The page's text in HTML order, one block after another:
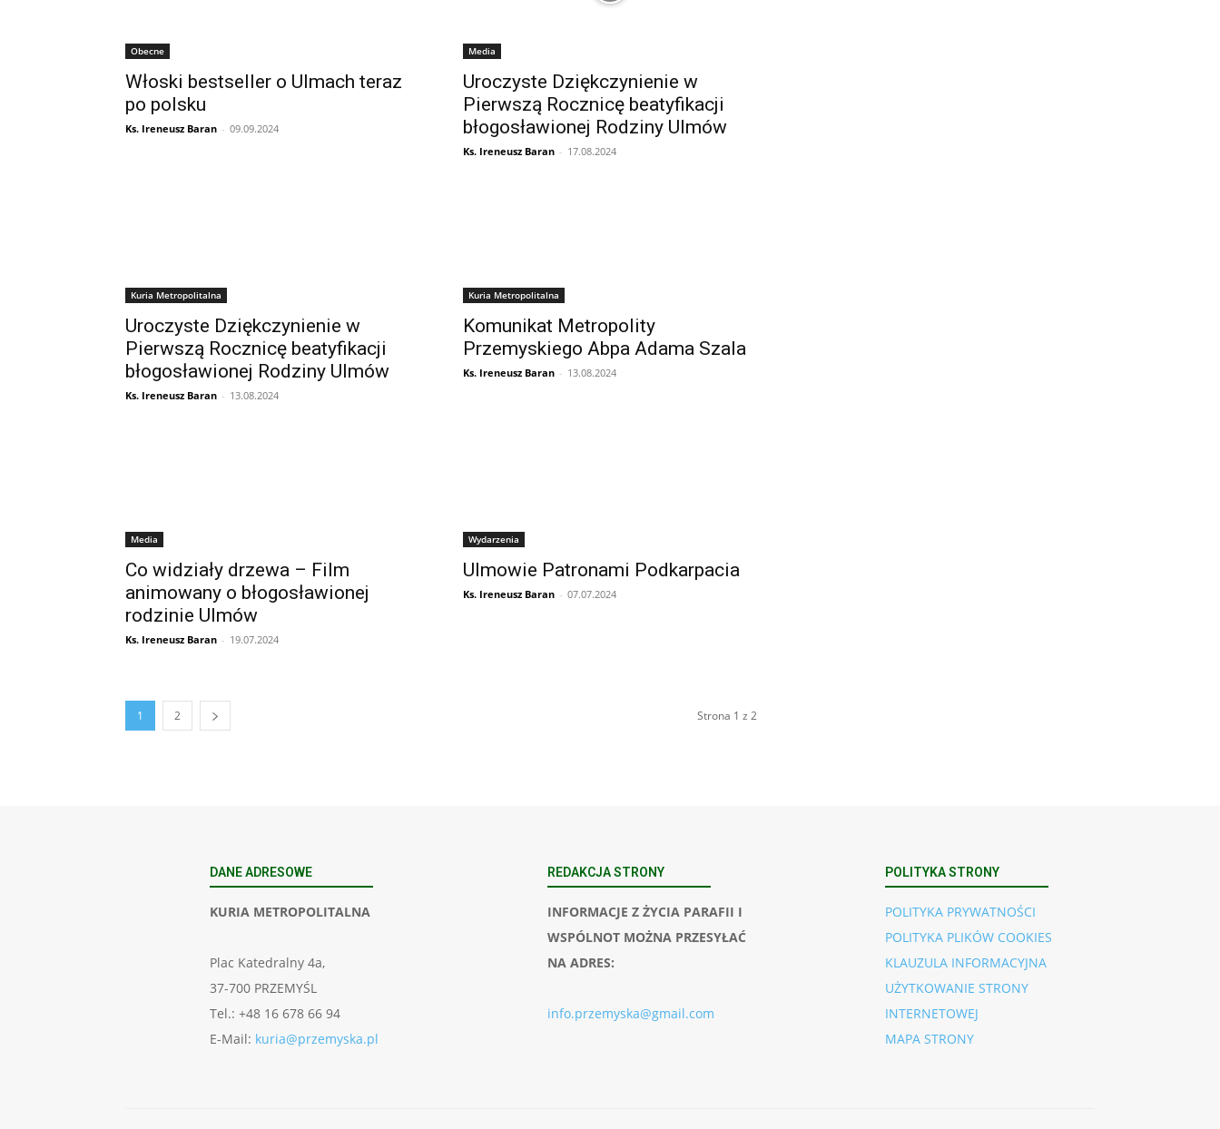
Obecne
Włoski bestseller o Ulmach teraz
po polsku
Ks. Ireneusz Baran - 09.09.2024
Media
Uroczyste Dziękczynienie w
Pierwszą Rocznicę beatyfikacji
błogosławionej Rodziny Ulmów
Ks. Ireneusz Baran - 17.08.2024
Kuria Metropolitalna
Uroczyste Dziękczynienie w
Pierwszą Rocznicę beatyfikacji
błogosławionej Rodziny Ulmów
Ks. Ireneusz Baran - 13.08.2024
Kuria Metropolitalna
Komunikat Metropolity
Przemyskiego Abpa Adama Szala
Ks. Ireneusz Baran - 13.08.2024
Media
Co widziały drzewa – Film
animowany o błogosławionej
rodzinie Ulmów
Ks. Ireneusz Baran - 19.07.2024
Wydarzenia
Ulmowie Patronami Podkarpacia
Ks. Ireneusz Baran - 07.07.2024
1 2 Strona 1 z 2
DANE ADRESOWE
KURIA METROPOLITALNA
Plac Katedralny 4a,
37-700 PRZEMYŚL
Tel.: +48 16 678 66 94
E-Mail: kuria@przemyska.pl
REDAKCJA STRONY
INFORMACJE Z ŻYCIA PARAFII I
WSPÓLNOT MOŻNA PRZESYŁAĆ
NA ADRES:
info.przemyska@gmail.com
POLITYKA STRONY
POLITYKA PRYWATNOŚCI
POLITYKA PLIKÓW COOKIES
KLAUZULA INFORMACYJNA
UŻYTKOWANIE STRONY
INTERNETOWEJ
MAPA STRONY